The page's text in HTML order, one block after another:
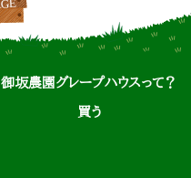
御坂農園グレープハウスって？
買う